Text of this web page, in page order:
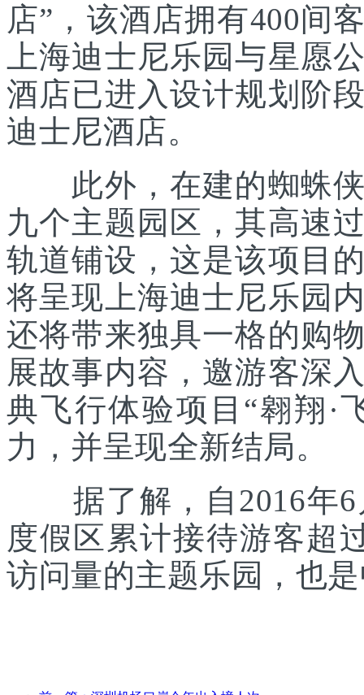
店”，该酒店拥有400间
上海迪士尼乐园与星愿
酒店已进入设计规划阶
迪士尼酒店。
此外，在建的蜘蛛侠
九个主题园区，其高速
轨道铺设，这是该项目
将呈现上海迪士尼乐园
还将带来独具一格的购
展故事内容，邀游客深
典飞行体验项目“翱翔·
力，并呈现全新结局。
据了解，自2016年6
度假区累计接待游客超
访问量的主题乐园，也